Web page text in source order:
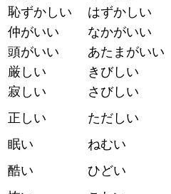
恥ずかしい
はずかしい
仲がいい
なかがいい
頭がいい
あたまがいい
厳しい
きびしい
寂しい
さびしい
正しい
ただしい
眠い
ねむい
酷い
ひどい